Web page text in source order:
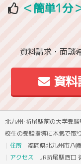
＜簡単1分
資料請求・面談
資料
北九州･折尾駅前の大学受
校生の受験指導に本気で取
住所 福岡県北九州市八
アクセス JR折尾駅西口